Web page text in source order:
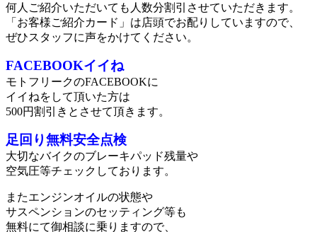
何人ご紹介いただいても人数分割引させていただきます。
「お客様ご紹介カード」は店頭でお配りしていますので、
ぜひスタッフに声をかけてください。
FACEBOOKイイね
モトフリークのFACEBOOKに
イイねをして頂いた方は
500円割引きとさせて頂きます。
足回り無料安全点検
大切なバイクのブレーキパッド残量や
空気圧等チェックしております。
またエンジンオイルの状態や
サスペンションのセッティング等も
無料にて御相談に乗りますので、